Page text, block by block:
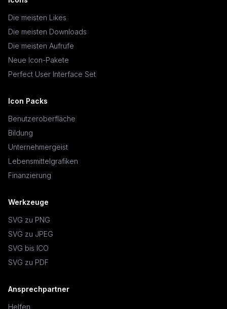
Die meisten Likes
Die meisten Downloads
Die meisten Aufrufe
Neue Icon-Pakete
Perfect User Interface Set
Icon Packs
Benutzeroberfläche
Bildung
Unternehmergeist
Lebensmittelgrafiken
Finanzierung
Werkzeuge
SVG zu PNG
SVG zu JPEG
SVG bis ICO
SVG zu PDF
Ansprechpartner
Helfen